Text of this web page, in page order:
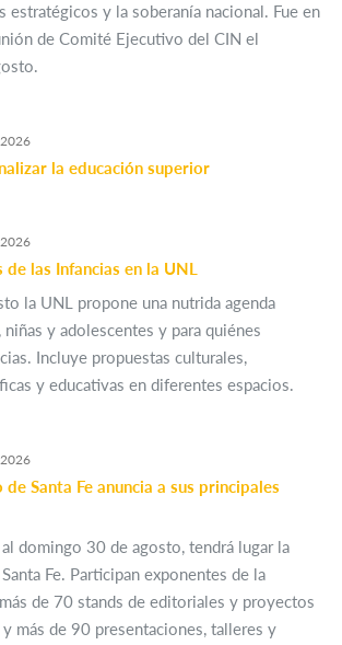
estratégicos y la soberanía nacional. Fue en
de Comité Ejecutivo del CIN el
la educación superior
de las Infancias en la UNL
la UNL propone una nutrida agenda
y adolescentes y para quiénes
Incluye propuestas culturales,
y educativas en diferentes espacios.
Santa Fe anuncia a sus principales
domingo 30 de agosto, tendrá lugar la
Fe. Participan exponentes de la
de 70 stands de editoriales y proyectos
más de 90 presentaciones, talleres y